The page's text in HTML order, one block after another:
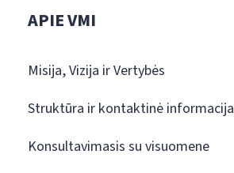
APIE VMI
Misija, Vizija ir Vertybės
Struktūra ir kontaktinė informacija
Konsultavimasis su visuomene